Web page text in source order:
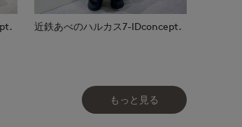
近鉄あべのハルカス7-IDconcept.
もっと見る